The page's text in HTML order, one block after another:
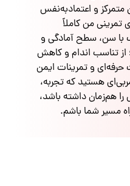
و اعتمادبه‌نفس
تمرینی من کاملاً
سن، سطح آمادگی و
تناسب اندام و کاهش
حرفه‌ای و تمرینات ایمن
هستید که تجربه،
هم‌زمان داشته باشد،
مسیر شما باشم.